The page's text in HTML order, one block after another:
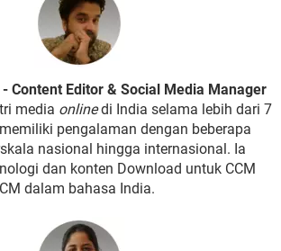
Content Editor & Social Media Manager
media onlinedi India selama lebih dari 7
memiliki pengalaman dengan beberapa
nasional hingga internasional. Ia
dan konten Download untuk CCM
dalam bahasa India.